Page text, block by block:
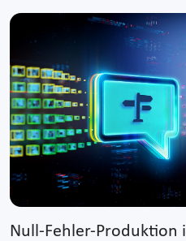
Null-Fehler-Produktion